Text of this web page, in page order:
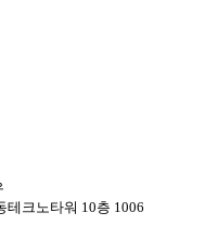
테크노타워 10층 1006